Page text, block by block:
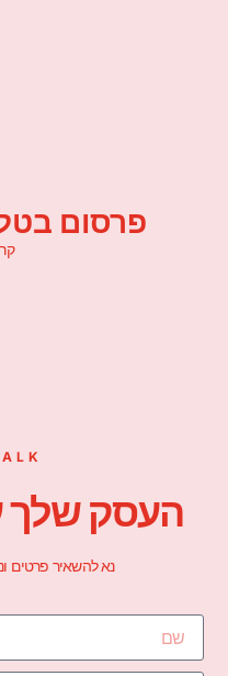
פרסום
העסק שלך
נא להשאיר פרטים